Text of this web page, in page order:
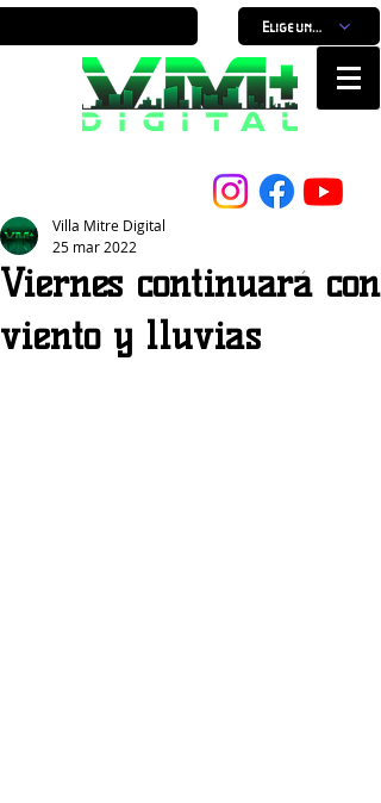
Elige un horario
Viernes continuará con
viento y lluvias
Villa Mitre Digital
25 mar 2022